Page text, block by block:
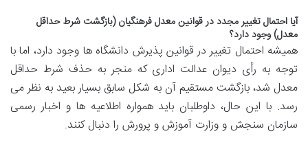
آیا احتمال تغییر مجدد در قوانین معدل فرهنگیان (بازگشت شرط حداقل
معدل) وجود دارد؟
همیشه احتمال تغییر در قوانین پذیرش دانشگاه ها وجود دارد، اما با
توجه به رأی دیوان عدالت اداری که منجر به حذف شرط حداقل
معدل شد، بازگشت مستقیم آن به شکل سابق بسیار بعید به نظر می
رسد. با این حال، داوطلبان باید همواره اطلاعیه ها و اخبار رسمی
سازمان سنجش و وزارت آموزش و پرورش را دنبال کنند.